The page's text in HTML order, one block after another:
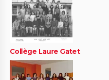
Collège Laure Gatet